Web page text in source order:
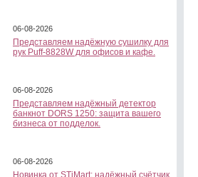
06-08-2026
Представляем надёжную сушилку для
рук Puff-8828W для офисов и кафе.
06-08-2026
Представляем надёжный детектор
банкнот DORS 1250: защита вашего
бизнеса от подделок.
06-08-2026
Новинка от STiMart: надёжный счётчик